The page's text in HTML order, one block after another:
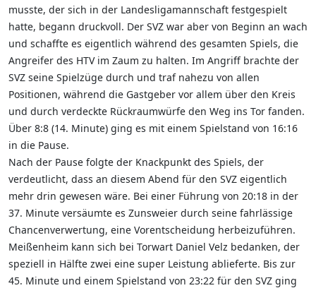
musste, der sich in der Landesligamannschaft festgespielt
hatte, begann druckvoll. Der SVZ war aber von Beginn an wach
und schaffte es eigentlich während des gesamten Spiels, die
Angreifer des HTV im Zaum zu halten. Im Angriff brachte der
SVZ seine Spielzüge durch und traf nahezu von allen
Positionen, während die Gastgeber vor allem über den Kreis
und durch verdeckte Rückraumwürfe den Weg ins Tor fanden.
Über 8:8 (14. Minute) ging es mit einem Spielstand von 16:16
in die Pause.
Nach der Pause folgte der Knackpunkt des Spiels, der
verdeutlicht, dass an diesem Abend für den SVZ eigentlich
mehr drin gewesen wäre. Bei einer Führung von 20:18 in der
37. Minute versäumte es Zunsweier durch seine fahrlässige
Chancenverwertung, eine Vorentscheidung herbeizuführen.
Meißenheim kann sich bei Torwart Daniel Velz bedanken, der
speziell in Hälfte zwei eine super Leistung ablieferte. Bis zur
45. Minute und einem Spielstand von 23:22 für den SVZ ging